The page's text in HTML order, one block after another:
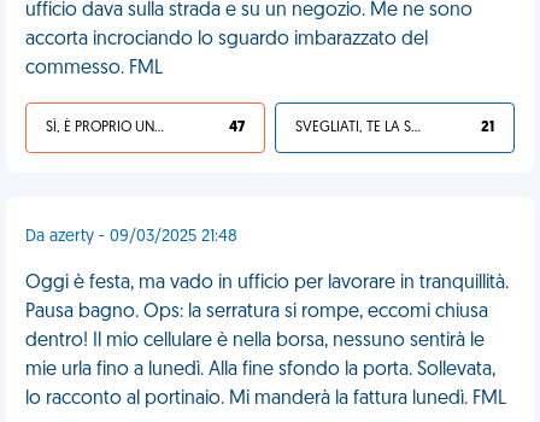
ufficio dava sulla strada e su un negozio. Me ne sono
accorta incrociando lo sguardo imbarazzato del
commesso. FML
SÌ, È PROPRIO UNA VDM! 47 SVEGLIATI, TE LA SEI CERCATA! 21
Da azerty - 09/03/2025 21:48
Oggi è festa, ma vado in ufficio per lavorare in tranquillità.
Pausa bagno. Ops: la serratura si rompe, eccomi chiusa
dentro! Il mio cellulare è nella borsa, nessuno sentirà le
mie urla fino a lunedì. Alla fine sfondo la porta. Sollevata,
lo racconto al portinaio. Mi manderà la fattura lunedì. FML